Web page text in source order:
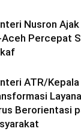
Nusron Ajak
Aceh Percepat
ATR/Kepala
Berorientasi